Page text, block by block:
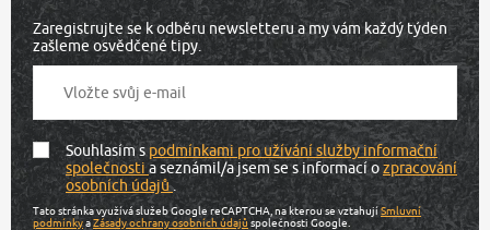
Zaregistrujte se k odběru newsletteru a my vám každý týden
zašleme osvědčené tipy.
Souhlasím spodmínkami pro užívání služby informační
společnostia seznámil/a jsem se s informací ozpracování
osobních údajů.
Tato stránka využívá služeb Google reCAPTCHA, na kterou se vztahujíSmluvní
podmínkyaZásady ochrany osobních údajů společnosti Google.